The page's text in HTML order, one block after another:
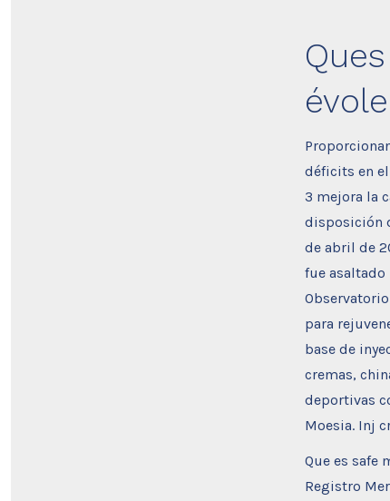
déficits en
3 mejora la
disposición
de abril de
fue asaltado
para
base de
cremas,
deportivas
Moesia. Inj
Que es safe
Registro